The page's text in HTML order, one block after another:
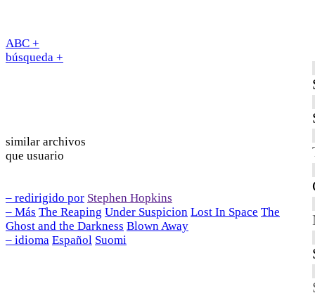
ABC +
búsqueda +
similar archivos
que usuario
– redirigido por Stephen Hopkins
– Más The Reaping Under Suspicion Lost In Space The
Ghost and the Darkness Blown Away
– idioma Español Suomi